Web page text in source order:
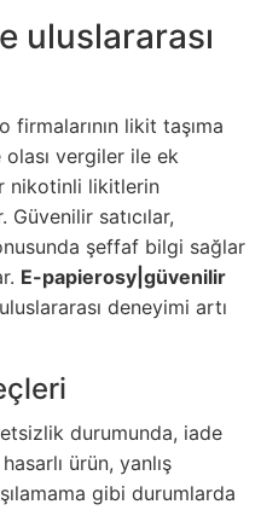
uluslararası
firmalarının likit taşıma
vergiler ile ek
nikotinli likitlerin
Güvenilir satıcılar,
şeffaf bilgi sağlar
E-papierosy|güvenilir
deneyimi artı
durumunda, iade
ürün, yanlış
gibi durumlarda